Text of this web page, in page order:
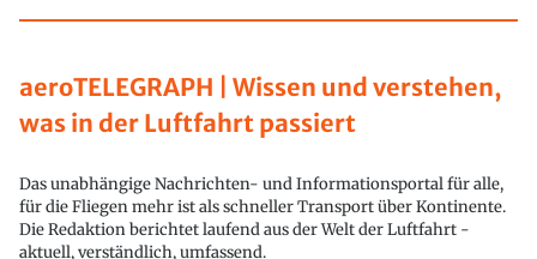
aeroTELEGRAPH | Wissen und verstehen,
was in der Luftfahrt passiert
Das unabhängige Nachrichten- und Informationsportal für alle,
für die Fliegen mehr ist als schneller Transport über Kontinente.
Die Redaktion berichtet laufend aus der Welt der Luftfahrt -
aktuell, verständlich, umfassend.